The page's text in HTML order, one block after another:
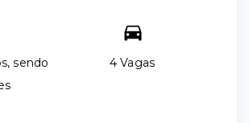
sendo
4 Vagas